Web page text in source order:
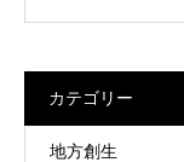
カテゴリー
地方創生